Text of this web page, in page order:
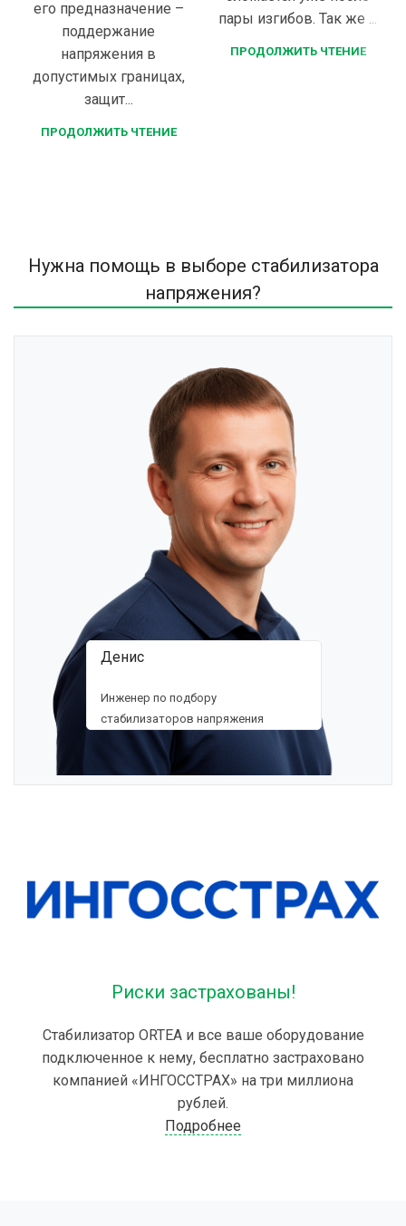
его предназначение –
поддержание
напряжения в
допустимых границах,
защит...
ПРОДОЛЖИТЬ ЧТЕНИЕ
пары изгибов. Так же ...
ПРОДОЛЖИТЬ ЧТЕНИЕ
Нужна помощь в выборе стабилизатора
напряжения?
Денис
Инженер по подбору
стабилизаторов напряжения
Риски застрахованы!
Стабилизатор ORTEA и все ваше оборудование
подключенное к нему, бесплатно застраховано
компанией «ИНГОССТРАХ» на три миллиона
рублей.
Подробнее